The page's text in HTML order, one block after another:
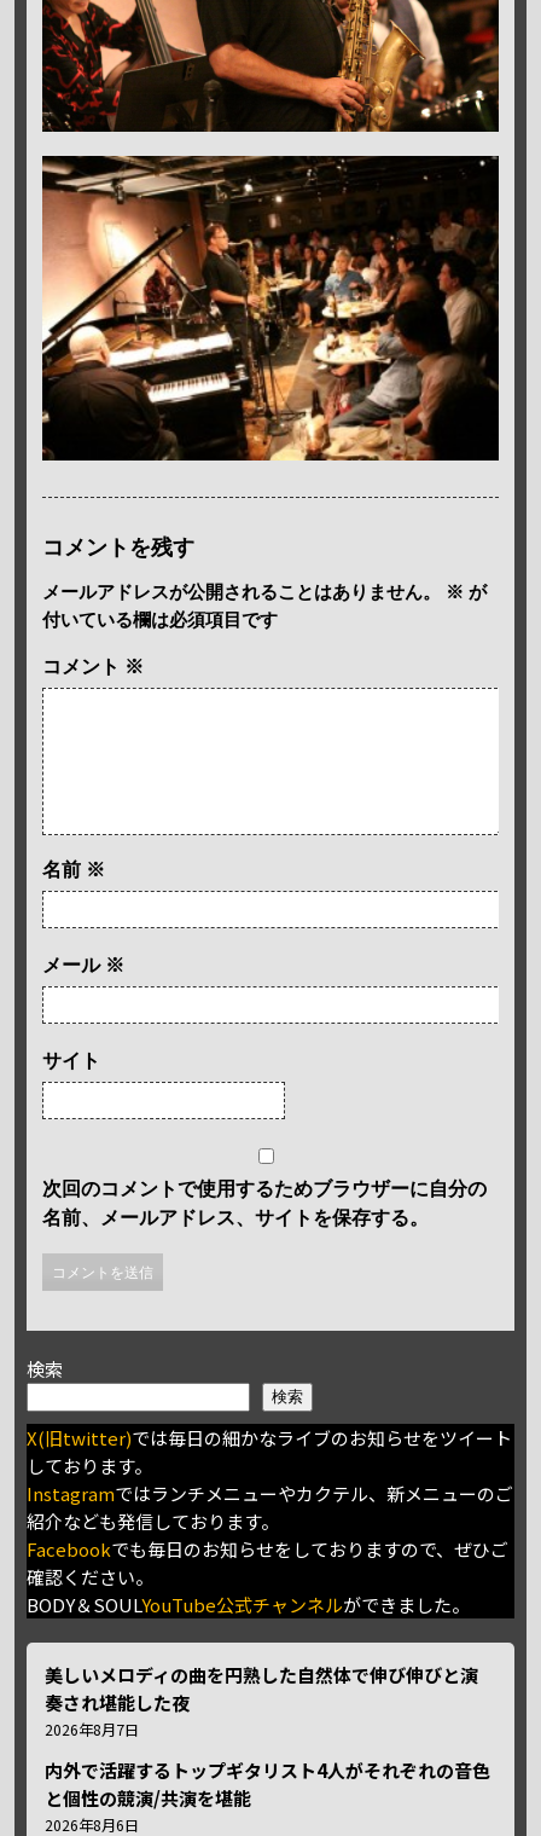
コメントを残す
メールアドレスが公開されることはありません。 ※ が
付いている欄は必須項目です
コメント ※
名前 ※
メール ※
サイト
次回のコメントで使用するためブラウザーに自分の
名前、メールアドレス、サイトを保存する。
検索
検索
X(旧twitter)では毎日の細かなライブのお知らせをツイート
しております。
Instagramではランチメニューやカクテル、新メニューのご
紹介なども発信しております。
Facebookでも毎日のお知らせをしておりますので、ぜひご
確認ください。
BODY＆SOULYouTube公式チャンネルができました。
美しいメロディの曲を円熟した自然体で伸び伸びと演
奏され堪能した夜
2026年8月7日
内外で活躍するトップギタリスト4人がそれぞれの音色
と個性の競演/共演を堪能
2026年8月6日